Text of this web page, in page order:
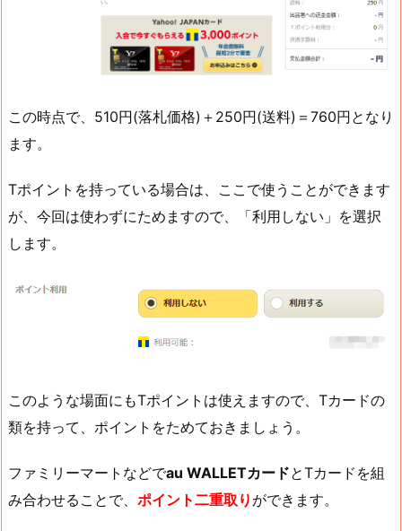
この時点で、510円(落札価格)＋250円(送料)＝760円となり
ます。
Tポイントを持っている場合は、ここで使うことができます
が、今回は使わずにためますので、「利用しない」を選択
します。
このような場面にもTポイントは使えますので、Tカードの
類を持って、ポイントをためておきましょう。
ファミリーマートなどでau WALLETカードとTカードを組
み合わせることで、 ポイント二重取り ができます。